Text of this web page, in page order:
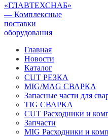
Главная
Новости
Каталог
CUT РЕЗКА
MIG/MAG СВАРКА
Запасные части для
TIG СВАРКА
CUT Расходники и
Запчасти
MIG Расходники и